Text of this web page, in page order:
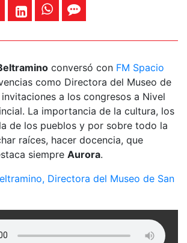
conversó con FM Spacio
como Directora del Museo de
a los congresos a Nivel
La importancia de la cultura, los
de los pueblos y por sobre todo la
raíces, hacer docencia, que
siempre Aurora.
Directora del Museo de San